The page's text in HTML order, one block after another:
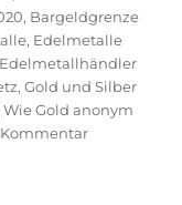
, Bargeldgrenze
, Edelmetalle
Edelmetallhändler
,Gold und Silber
Wie Gold anonym
Kommentarzu